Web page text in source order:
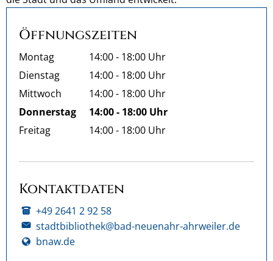
Öffnungszeiten
Montag 14:00- 18:00 Uhr
Von 14:00 bis 18:00 Uhr
Dienstag 14:00- 18:00 Uhr
Von 14:00 bis 18:00 Uhr
Mittwoch 14:00- 18:00 Uhr
Von 14:00 bis 18:00 Uhr
Donnerstag 14:00- 18:00 Uhr
Von 14:00 bis 18:00 Uhr
Freitag 14:00- 18:00 Uhr
Kontaktdaten
+49 2641 2 92 58
stadtbibliothek@bad-neuenahr-ahrweiler.de
bnaw.de